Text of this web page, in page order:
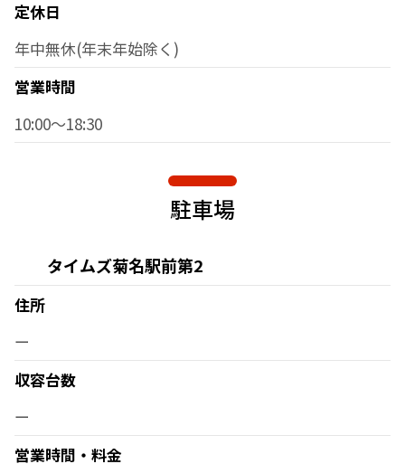
定休日
年中無休(年末年始除く)
営業時間
10:00～18:30
駐車場
タイムズ菊名駅前第2
住所
ー
収容台数
ー
営業時間・料金